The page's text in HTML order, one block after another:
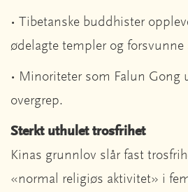
• Tibetanske buddhister
ødelagte templer og forsvunne
• Minoriteter som Falun Gong
overgrep.
Sterkt uthulet trosfrihet
Kinas grunnlov slår fast
«normal religiøs aktivitet» i